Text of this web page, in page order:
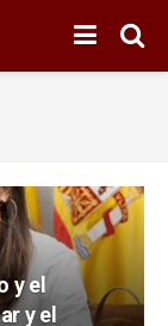
y el
y el